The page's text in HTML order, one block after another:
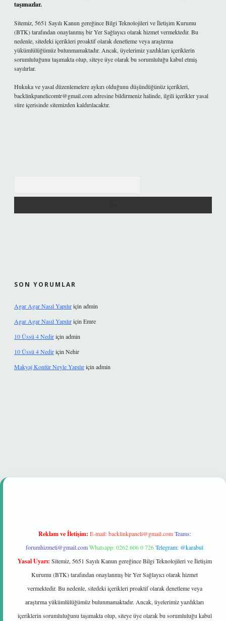
taşımazlar.
Sitemiz, 5651 Sayılı Kanun gereğince Bilgi Teknolojileri ve İletişim Kurumu
(BTK) tarafından onaylanmış bir Yer Sağlayıcı olarak hizmet vermektedir. Bu
nedenle, sitedeki içerikleri proaktif olarak denetleme veya araştırma
yükümlülüğümüz bulunmamaktadır. Ancak, üyelerimiz yazdıkları içeriklerin
sorumluluğunu taşımakta olup, siteye üye olarak bu sorumluluğu kabul etmiş
sayılırlar.
Hukuka ve yasal düzenlemelere aykırı olduğunu düşündüğünüz içerikleri,
backlinkpanelicomtr@gmail.comadresine bildirmeniz halinde, ilgili içerikler yasal
süre içerisinde sitemizden kaldırılacaktır.
SON YORUMLAR
Agar Agar Nasıl Yapılıriçin admin
Agar Agar Nasıl Yapılıriçin Emre
10 Üssü 4 Nediriçin admin
10 Üssü 4 Nediriçin Nehir
Makyaj Kontür Neyle Yapılıriçin admin
güvenilir mi
Reklam ve İletişim: E-mail:backlinkpaneli@gmail.com Teams:
forumhizmeti@gmail.comWhatsapp: 0262 606 0 726Telegram: @karabul
Yasal Uyarı: Sitemiz, 5651 Sayılı Kanun gereğince Bilgi Teknolojileri ve İletişim
Kurumu (BTK) tarafından onaylanmış bir Yer Sağlayıcı olarak hizmet
vermektedir. Bu nedenle, sitedeki içerikleri proaktif olarak denetleme veya
araştırma yükümlülüğümüz bulunmamaktadır. Ancak, üyelerimiz yazdıkları
içeriklerin sorumluluğunu taşımakta olup, siteye üye olarak bu sorumluluğu kabul